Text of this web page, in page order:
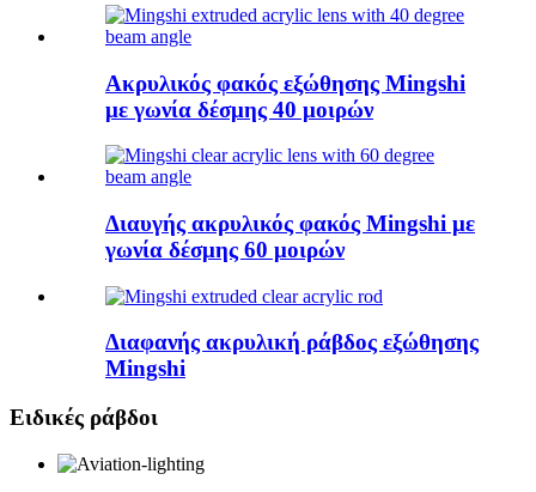
Ακρυλικός φακός εξώθησης Mingshi
με γωνία δέσμης 40 μοιρών
Διαυγής ακρυλικός φακός Mingshi με
γωνία δέσμης 60 μοιρών
Διαφανής ακρυλική ράβδος εξώθησης
Mingshi
Ειδικές ράβδοι